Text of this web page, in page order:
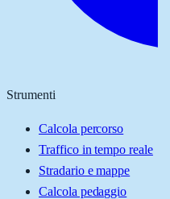
Strumenti
Calcola percorso
Traffico in tempo reale
Stradario e mappe
Calcola pedaggio